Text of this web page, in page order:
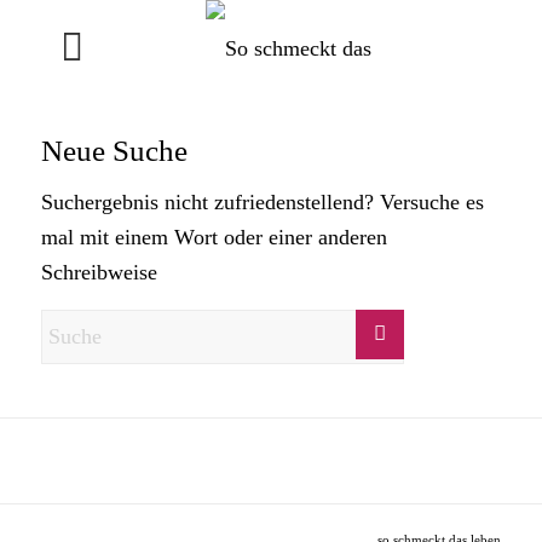
Neue Suche
Suchergebnis nicht zufriedenstellend? Versuche es
mal mit einem Wort oder einer anderen
Schreibweise
so schmeckt das leben